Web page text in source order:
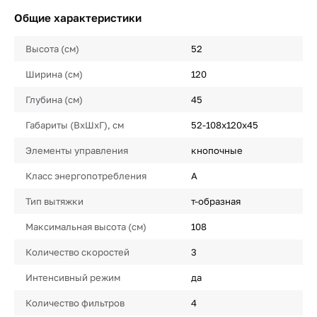
Общие характеристики
Высота (см) 52
Ширина (см) 120
Глубина (см) 45
Габариты (ВхШхГ), см 52-108x120x45
Элементы управления кнопочные
Класс энергопотребления A
Тип вытяжки т-образная
Максимальная высота (см) 108
Количество скоростей 3
Интенсивный режим да
Количество фильтров 4